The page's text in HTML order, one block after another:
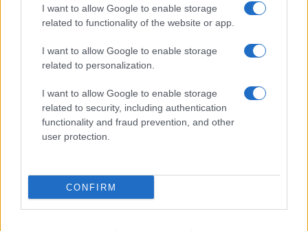
I want to allow Google to enable storage
related to functionality of the website or app.
I want to allow Google to enable storage
related to personalization.
I want to allow Google to enable storage
related to security, including authentication
functionality and fraud prevention, and other
user protection.
CONFIRM
EquityPay
(EQPAY)
$0.056
Bitcoin
VNST Stablecoin $0.000040